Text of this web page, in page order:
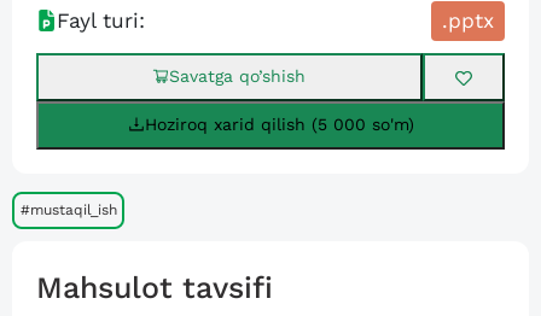
Fayl turi:
.pptx
Savatga qo’shish
Hoziroq xarid qilish (5 000 so'm)
#mustaqil_ish
Mahsulot tavsifi